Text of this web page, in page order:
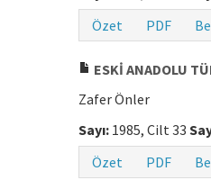
Özet
PDF
ESKİ ANADOLU
Zafer Önler
Sayı: 1985, Cilt 33
Özet
PDF